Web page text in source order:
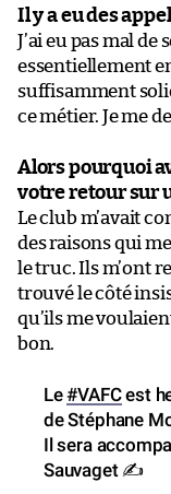
Il y a eu des
J’ai eu pas mal
essentiellement
suffisamment
ce métier. Je me
Alors pourquoi
votre retour sur
Le club m’avait
des raisons qui
le truc. Ils m’ont
trouvé le côté
qu’ils me
bon.
Le#VAFCest
de Stéphane
Il sera
Sauvaget ✍️